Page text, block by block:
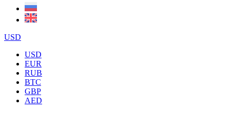
USD
USD
EUR
RUB
BTC
GBP
AED